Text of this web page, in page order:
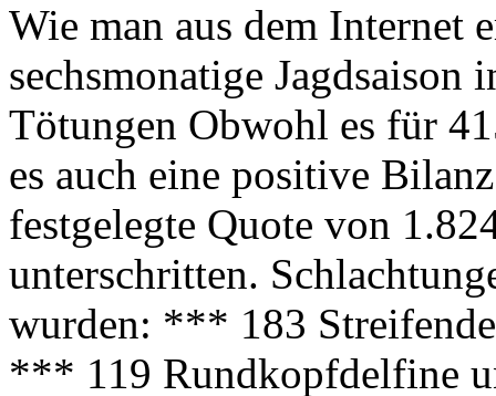
Wie man aus dem Internet
sechsmonatige Jagdsaison
Tötungen Obwohl es für
es auch eine positive
festgelegte Quote von
unterschritten.
wurden: *** 183
*** 119 Rundkopfdelfine